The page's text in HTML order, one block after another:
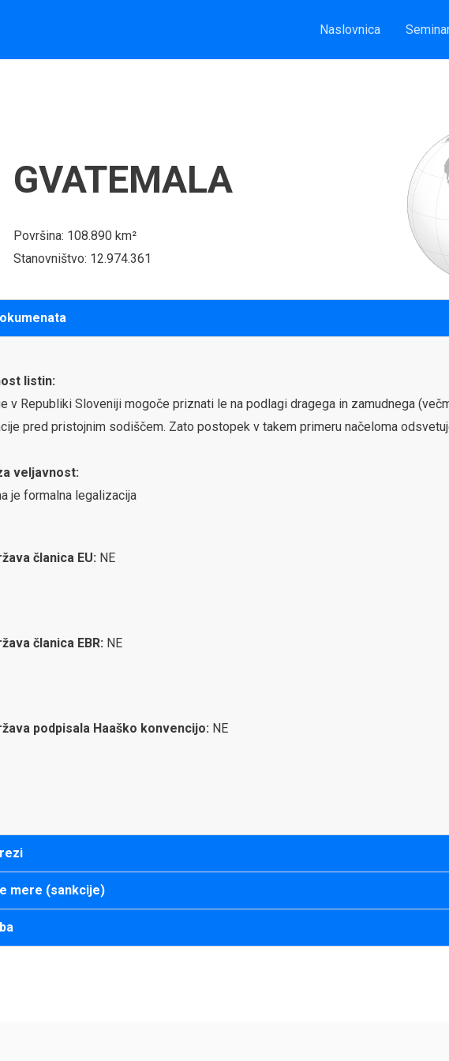
Naslovnica
GVATEMALA
Površina: 108.890 km²
Stanovništvo: 12.974.361
listin:
v Republiki Sloveniji mogoče priznati le na podlagi dragega in zamudnega
pred pristojnim sodiščem. Zato postopek v takem primeru načeloma
veljavnost:
je formalna legalizacija
članica EU: NE
članica EBR: NE
podpisala Haaško konvencijo: NE
mere (sankcije)